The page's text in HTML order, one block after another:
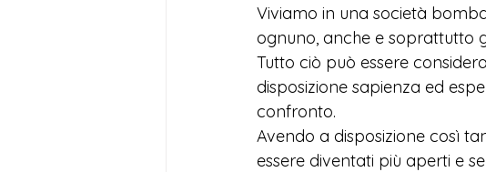
Viviamo in una società
ognuno, anche e soprattutto
Tutto ciò può essere
disposizione sapienza ed
confronto.
Avendo a disposizione così
essere diventati più aperti e